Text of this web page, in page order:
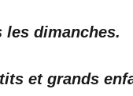
les dimanches.
et grands